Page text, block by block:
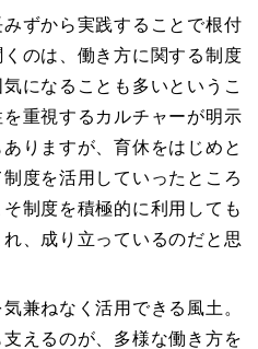
ずから実践することで根付
のは、働き方に関する制度
になることも多いというこ
重視するカルチャーが明示
りますが、育休をはじめと
度を活用していったところ
制度を積極的に利用しても
、成り立っているのだと思
兼ねなく活用できる風土。
えるのが、多様な働き方を